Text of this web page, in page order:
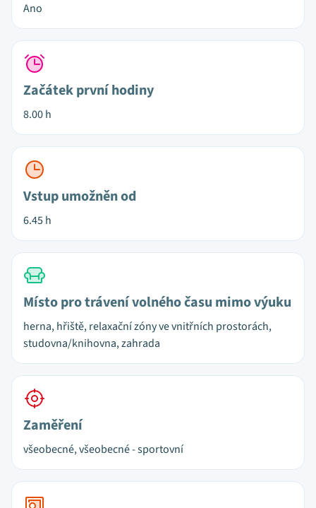
Ano
Začátek první hodiny
8.00 h
Vstup umožněn od
6.45 h
Místo pro trávení volného času mimo výuku
herna, hřiště, relaxační zóny ve vnitřních prostorách,
studovna/knihovna, zahrada
Zaměření
všeobecné, všeobecné - sportovní